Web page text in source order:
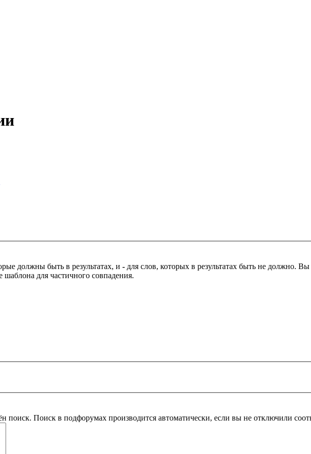
должны быть в результатах, и - для слов, которых в результатах быть не должно.
шаблона для частичного совпадения.
поиск. Поиск в подфорумах производится автоматически, если вы не отключили